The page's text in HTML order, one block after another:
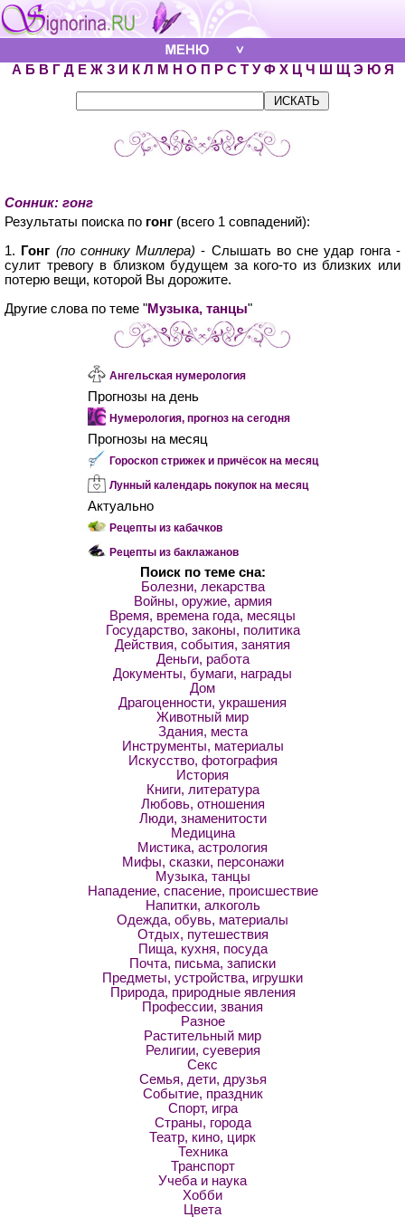
А Б В Г Д Е Ж З И К Л М Н О П Р С Т У Ф Х Ц Ч Ш Щ Э Ю Я
Сонник: гонг
Результаты поиска по гонг (всего 1 совпадений):
1.
Гонг (по соннику Миллера) - Слышать во сне удар гонга -
сулит тревогу в близком будущем за кого-то из близких или
потерю вещи, которой Вы дорожите.
Другие слова по теме "Музыка, танцы"
Ангельская нумерология
Прогнозы на день
Нумерология, прогноз на сегодня
Прогнозы на месяц
Гороскоп стрижек и причёсок на месяц
Лунный календарь покупок на месяц
Актуально
Рецепты из кабачков
Рецепты из баклажанов
Поиск по теме сна:
Болезни, лекарства
Войны, оружие, армия
Время, времена года, месяцы
Государство, законы, политика
Действия, события, занятия
Деньги, работа
Документы, бумаги, награды
Дом
Драгоценности, украшения
Животный мир
Здания, места
Инструменты, материалы
Искусство, фотография
История
Книги, литература
Любовь, отношения
Люди, знаменитости
Медицина
Мистика, астрология
Мифы, сказки, персонажи
Музыка, танцы
Нападение, спасение, происшествие
Напитки, алкоголь
Одежда, обувь, материалы
Отдых, путешествия
Пища, кухня, посуда
Почта, письма, записки
Предметы, устройства, игрушки
Природа, природные явления
Профессии, звания
Разное
Растительный мир
Религии, суеверия
Секс
Семья, дети, друзья
Событие, праздник
Спорт, игра
Страны, города
Театр, кино, цирк
Техника
Транспорт
Учеба и наука
Хобби
Цвета